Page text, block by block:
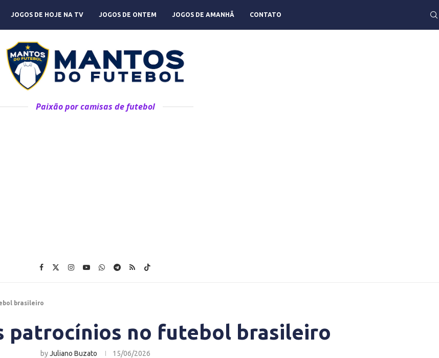
JOGOS DE HOJE NA TV JOGOS DE ONTEM JOGOS DE AMANHÃ CONTATO
Paixão por camisas de futebol
brasileiro
patrocínios no futebol brasileiro
byJuliano Buzato 15/06/2026